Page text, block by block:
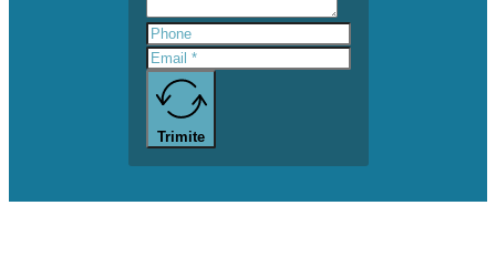
Trimite